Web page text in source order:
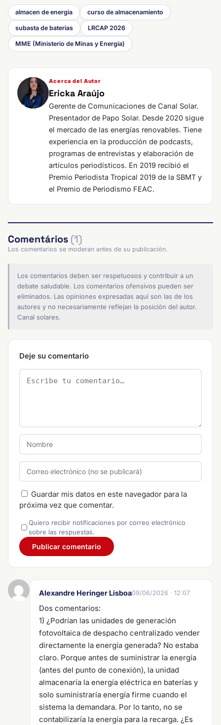
almacen de energia curso de almacenamiento
subasta de baterias LRCAP 2026
MME (Ministerio de Minas y Energía)
Acerca del Autor
Ericka Araújo
Gerente de Comunicaciones de Canal Solar.
Presentador de Papo Solar. Desde 2020 sigue
el mercado de las energías renovables. Tiene
experiencia en la producción de podcasts,
programas de entrevistas y elaboración de
artículos periodísticos. En 2019 recibió el
Premio Periodista Tropical 2019 de la SBMT y
el Premio de Periodismo FEAC.
Comentários (1)
Los comentarios se moderan antes de su publicación.
Los comentarios deben ser respetuosos y contribuir a un
debate saludable. Los comentarios ofensivos pueden ser
eliminados. Las opiniones expresadas aquí son las de los
autores y no necesariamente reflejan la posición del autor.
Canal solares.
Deje su comentario
Guardar mis datos en este navegador para la
próxima vez que comentar.
Quiero recibir notificaciones por correo electrónico
sobre las respuestas.
Alexandre Heringer Lisboa09/06/2026 · 12:07
Dos comentarios:
1) ¿Podrían las unidades de generación
fotovoltaica de despacho centralizado vender
directamente la energía generada? No estaba
claro. Porque antes de suministrar la energía
(antes del punto de conexión), la unidad
almacenaría la energía eléctrica en baterías y
solo suministraría energía firme cuando el
sistema la demandara. Por lo tanto, no se
contabilizaría la energía para la recarga. ¿Es